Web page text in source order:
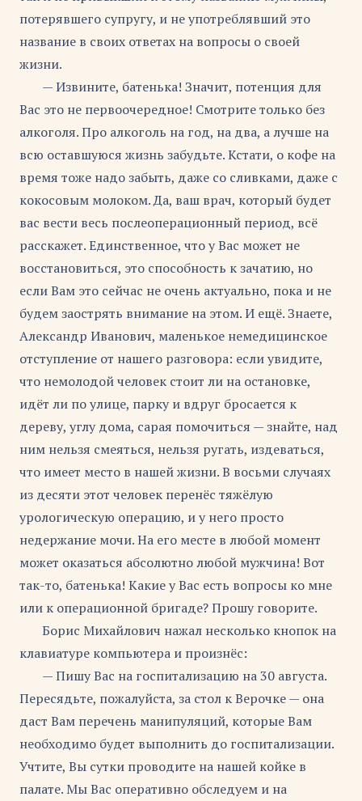
потерявшего супругу, и не употреблявший это
название в своих ответах на вопросы о своей
жизни.
— Извините, батенька! Значит, потенция для
Вас это не первоочередное! Смотрите только без
алкоголя. Про алкоголь на год, на два, а лучше на
всю оставшуюся жизнь забудьте. Кстати, о кофе на
время тоже надо забыть, даже со сливками, даже с
кокосовым молоком. Да, ваш врач, который будет
вас вести весь послеоперационный период, всё
расскажет. Единственное, что у Вас может не
восстановиться, это способность к зачатию, но
если Вам это сейчас не очень актуально, пока и не
будем заострять внимание на этом. И ещё. Знаете,
Александр Иванович, маленькое немедицинское
отступление от нашего разговора: если увидите,
что немолодой человек стоит ли на остановке,
идёт ли по улице, парку и вдруг бросается к
дереву, углу дома, сарая помочиться — знайте, над
ним нельзя смеяться, нельзя ругать, издеваться,
что имеет место в нашей жизни. В восьми случаях
из десяти этот человек перенёс тяжёлую
урологическую операцию, и у него просто
недержание мочи. На его месте в любой момент
может оказаться абсолютно любой мужчина! Вот
так-то, батенька! Какие у Вас есть вопросы ко мне
или к операционной бригаде? Прошу говорите.
Борис Михайлович нажал несколько кнопок на
клавиатуре компьютера и произнёс:
— Пишу Вас на госпитализацию на 30 августа.
Пересядьте, пожалуйста, за стол к Верочке — она
даст Вам перечень манипуляций, которые Вам
необходимо будет выполнить до госпитализации.
Учтите, Вы сутки проводите на нашей койке в
палате. Мы Вас оперативно обследуем и на